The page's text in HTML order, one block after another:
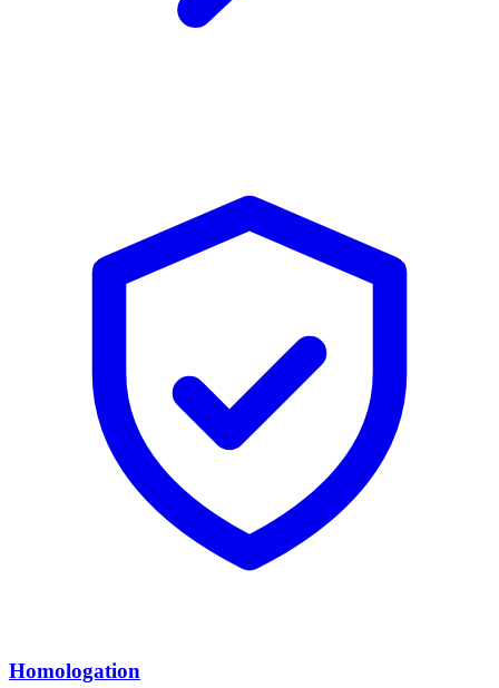
Homologation